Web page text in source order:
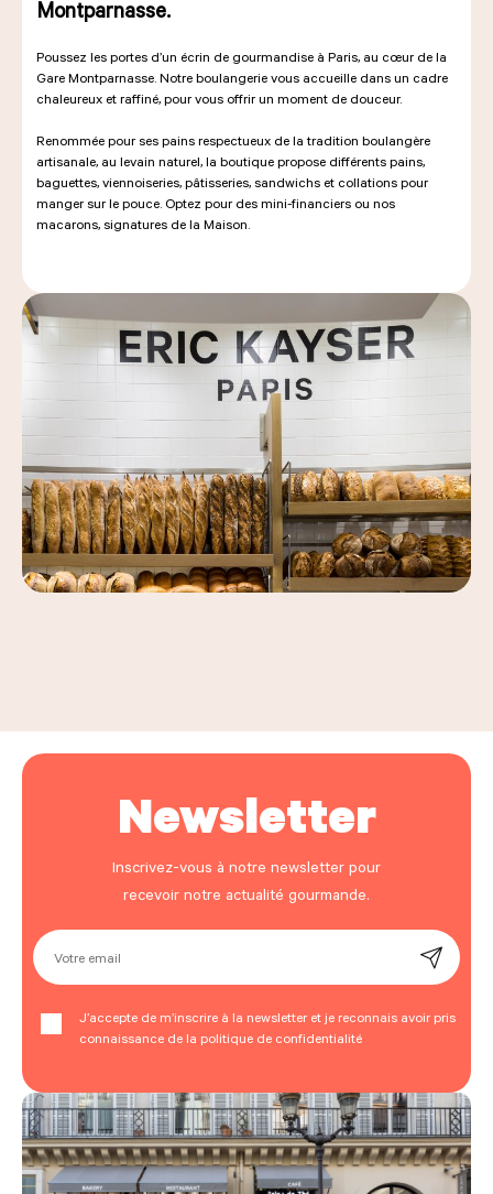
Montparnasse.
Poussez les portes d’un écrin de gourmandise à Paris, au cœur de la
Gare Montparnasse. Notre boulangerie vous accueille dans un cadre
chaleureux et raffiné, pour vous offrir un moment de douceur.
Renommée pour ses pains respectueux de la tradition boulangère
artisanale, au levain naturel, la boutique propose différents pains,
baguettes, viennoiseries, pâtisseries, sandwichs et collations pour
manger sur le pouce. Optez pour des mini-financiers ou nos
macarons, signatures de la Maison.
Newsletter
Inscrivez-vous à notre newsletter pour
recevoir notre actualité gourmande.
Votre email
J’accepte de m’inscrire à la newsletter et je reconnais avoir pris
connaissance de la politique de confidentialité